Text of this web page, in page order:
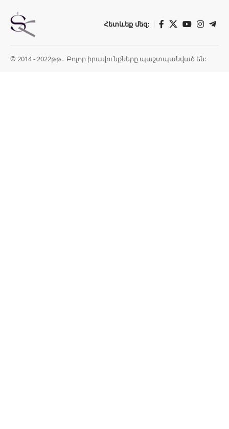
Հետևեք մեզ:
© 2014 - 2022թթ․ Բոլոր իրավունքները պաշտպանված են: